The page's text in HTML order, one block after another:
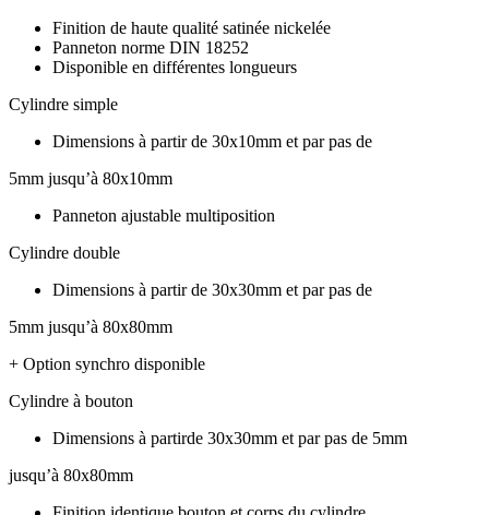
Finition de haute qualité satinée nickelée
Panneton norme DIN 18252
Disponible en différentes longueurs
Cylindre simple
Dimensions à partir de 30x10mm et par pas de
5mm jusqu’à 80x10mm
Panneton ajustable multiposition
Cylindre double
Dimensions à partir de 30x30mm et par pas de
5mm jusqu’à 80x80mm
+ Option synchro disponible
Cylindre à bouton
Dimensions à partirde 30x30mm et par pas de 5mm
jusqu’à 80x80mm